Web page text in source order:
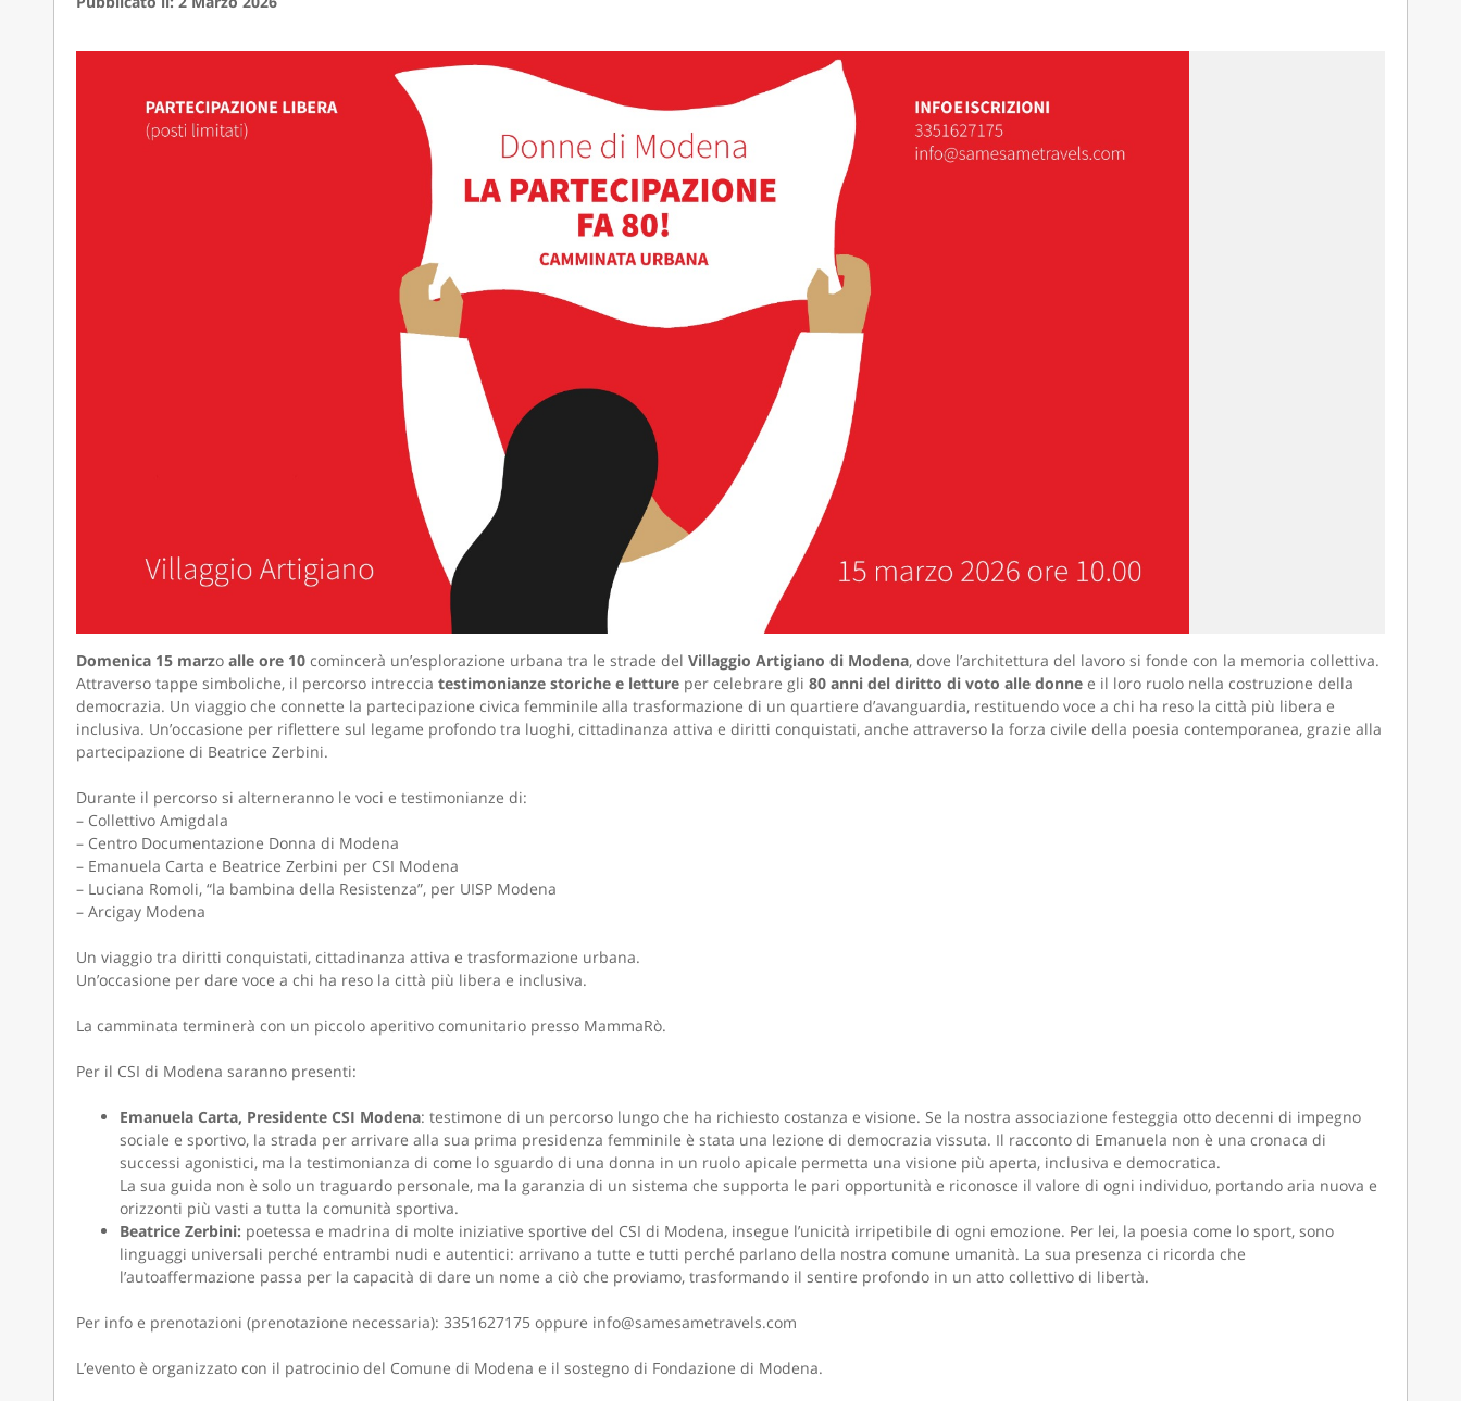
Domenica 15 marzo alle ore 10comincerà un’esplorazione urbana tra le strade del Villaggio Artigiano di Modena, dove l’architettura del lavoro si fonde con la memoria collettiva.
Attraverso tappe simboliche, il percorso intreccia testimonianze storiche e lettureper celebrare gli 80 anni del diritto di voto alle donnee il loro ruolo nella costruzione della
democrazia. Un viaggio che connette la partecipazione civica femminile alla trasformazione di un quartiere d’avanguardia, restituendo voce a chi ha reso la città più libera e
inclusiva. Un’occasione per riflettere sul legame profondo tra luoghi, cittadinanza attiva e diritti conquistati, anche attraverso la forza civile della poesia contemporanea, grazie alla
partecipazione di Beatrice Zerbini.
Durante il percorso si alterneranno le voci e testimonianze di:
– Collettivo Amigdala
– Centro Documentazione Donna di Modena
– Emanuela Carta e Beatrice Zerbini per CSI Modena
– Luciana Romoli, “la bambina della Resistenza”, per UISP Modena
– Arcigay Modena
Un viaggio tra diritti conquistati, cittadinanza attiva e trasformazione urbana.
Un’occasione per dare voce a chi ha reso la città più libera e inclusiva.
La camminata terminerà con un piccolo aperitivo comunitario presso MammaRò.
Per il CSI di Modena saranno presenti:
Emanuela Carta, Presidente CSI Modena: testimone di un percorso lungo che ha richiesto costanza e visione. Se la nostra associazione festeggia otto decenni di impegno
sociale e sportivo, la strada per arrivare alla sua prima presidenza femminile è stata una lezione di democrazia vissuta. Il racconto di Emanuela non è una cronaca di
successi agonistici, ma la testimonianza di come lo sguardo di una donna in un ruolo apicale permetta una visione più aperta, inclusiva e democratica.
La sua guida non è solo un traguardo personale, ma la garanzia di un sistema che supporta le pari opportunità e riconosce il valore di ogni individuo, portando aria nuova e
orizzonti più vasti a tutta la comunità sportiva.
Beatrice Zerbini: poetessa e madrina di molte iniziative sportive del CSI di Modena, insegue l’unicità irripetibile di ogni emozione. Per lei, la poesia come lo sport, sono
linguaggi universali perché entrambi nudi e autentici: arrivano a tutte e tutti perché parlano della nostra comune umanità. La sua presenza ci ricorda che
l’autoaffermazione passa per la capacità di dare un nome a ciò che proviamo, trasformando il sentire profondo in un atto collettivo di libertà.
Per info e prenotazioni (prenotazione necessaria): 3351627175 oppure info@samesametravels.com
L’evento è organizzato con il patrocinio del Comune di Modena e il sostegno di Fondazione di Modena.